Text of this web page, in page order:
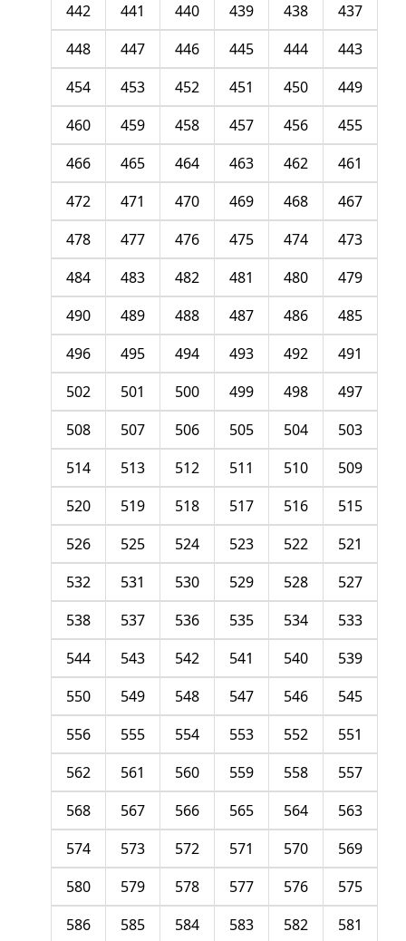
437
438
439
440
441
442
443
444
445
446
447
448
449
450
451
452
453
454
455
456
457
458
459
460
461
462
463
464
465
466
467
468
469
470
471
472
473
474
475
476
477
478
479
480
481
482
483
484
485
486
487
488
489
490
491
492
493
494
495
496
497
498
499
500
501
502
503
504
505
506
507
508
509
510
511
512
513
514
515
516
517
518
519
520
521
522
523
524
525
526
527
528
529
530
531
532
533
534
535
536
537
538
539
540
541
542
543
544
545
546
547
548
549
550
551
552
553
554
555
556
557
558
559
560
561
562
563
564
565
566
567
568
569
570
571
572
573
574
575
576
577
578
579
580
581
582
583
584
585
586